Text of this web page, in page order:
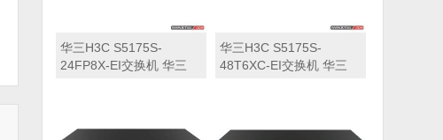
华三H3C S5175S-
24FP8X-EI交换机 华三
华三H3C S5175S-
48T6XC-EI交换机 华三